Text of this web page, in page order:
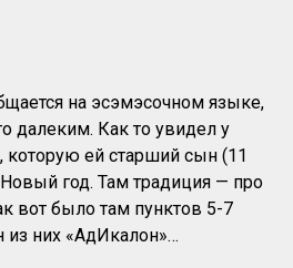
на эсэмэсочном языке,
далеким. Как то увидел у
которую ей старший сын (11
Новый год. Там традиция — про
вот было там пунктов 5-7
из них «АдИкалон»…